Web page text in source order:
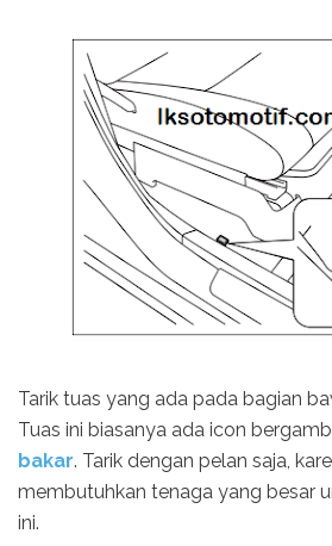
Tarik tuas yang ada pada bagian
Tuas ini biasanya ada icon
bakar. Tarik dengan pelan saja,
membutuhkan tenaga yang besar
ini.